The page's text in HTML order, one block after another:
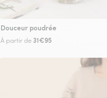
Douceur poudrée
À partir de 31€95